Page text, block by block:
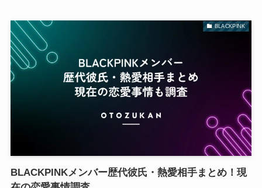
BLACKPINK
BLACKPINKメンバー歴代彼氏・熱愛相手まとめ！現